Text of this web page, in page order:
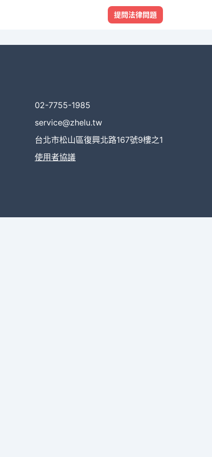
提問法律問題
02-7755-1985
service@zhelu.tw
台北市松山區復興北路167號9樓之1
使用者協議